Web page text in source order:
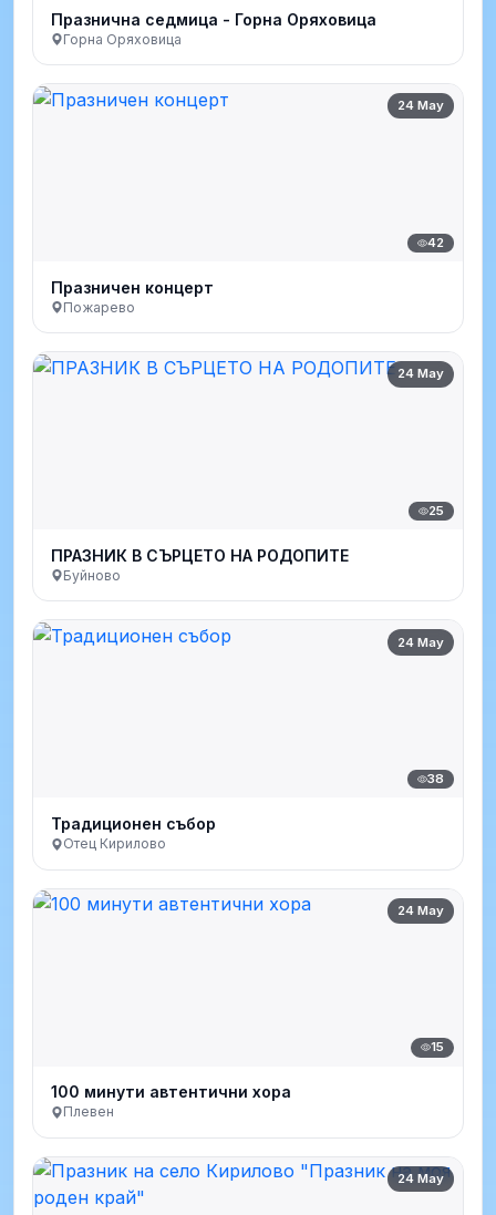
Празнична седмица - Горна Оряховица
Горна Оряховица
24 May
42
Празничен концерт
Пожарево
24 May
25
ПРАЗНИК В СЪРЦЕТО НА РОДОПИТЕ
Буйново
24 May
38
Традиционен събор
Отец Кирилово
24 May
15
100 минути автентични хора
Плевен
24 May